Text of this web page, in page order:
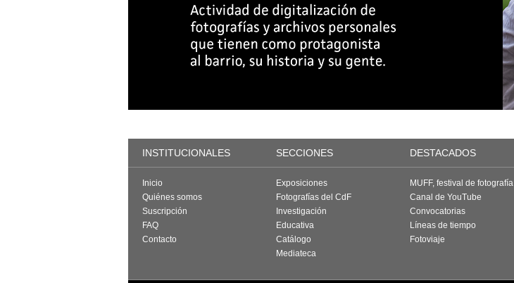
INSTITUCIONALES SECCIONES DESTACADOS
Inicio
Quiénes somos
Suscripción
FAQ
Contacto
Exposiciones
Fotografías del CdF
Investigación
Educativa
Catálogo
Mediateca
MUFF, festival de fotografía
Canal de YouTube
Convocatorias
Líneas de tiempo
Fotoviaje